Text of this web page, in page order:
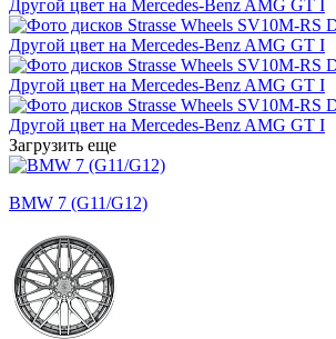
Загрузить еще
BMW 7 (G11/G12)